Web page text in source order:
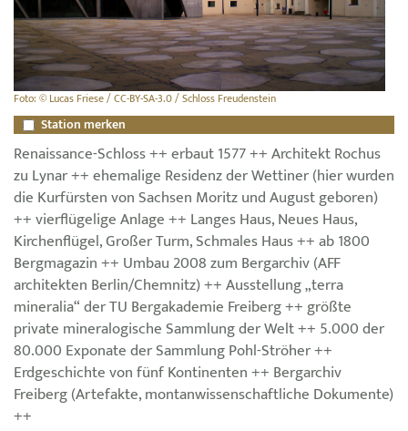
Foto: © Lucas Friese / CC-BY-SA-3.0 / Schloss Freudenstein
Station merken
Renaissance-Schloss ++ erbaut 1577 ++ Architekt Rochus
zu Lynar ++ ehemalige Residenz der Wettiner (hier wurden
die Kurfürsten von Sachsen Moritz und August geboren)
++ vierflügelige Anlage ++ Langes Haus, Neues Haus,
Kirchenflügel, Großer Turm, Schmales Haus ++ ab 1800
Bergmagazin ++ Umbau 2008 zum Bergarchiv (AFF
architekten Berlin/Chemnitz) ++ Ausstellung „terra
mineralia“ der TU Bergakademie Freiberg ++ größte
private mineralogische Sammlung der Welt ++ 5.000 der
80.000 Exponate der Sammlung Pohl-Ströher ++
Erdgeschichte von fünf Kontinenten ++ Bergarchiv
Freiberg (Artefakte, montanwissenschaftliche Dokumente)
++